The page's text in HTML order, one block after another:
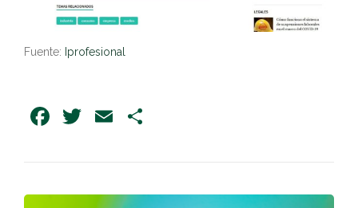
Fuente: Iprofesional
Facebook
Twitter
Email